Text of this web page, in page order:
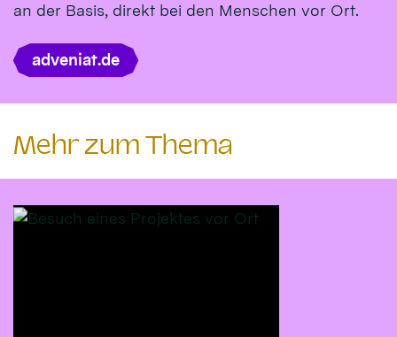
an der Basis, direkt bei den Menschen vor Ort.
adveniat.de
Mehr zum Thema